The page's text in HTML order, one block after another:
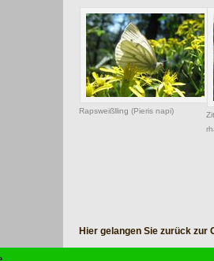
Rapsweißlling (Pieris napi)
Hier gelangen Sie zurück zur